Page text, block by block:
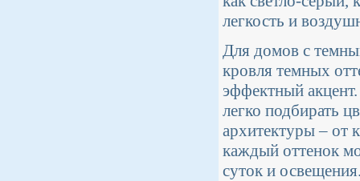
легкость и
Для домов с
кровля темных
эффектный
легко подбирать
архитектуры – от
каждый оттенок
суток и